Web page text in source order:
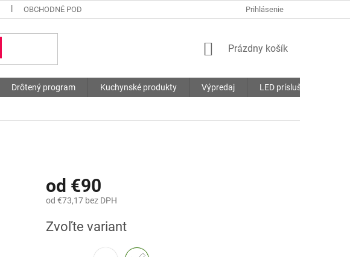
OBCHODNÉ PODMIENKY SÚBORY COOKIES
Prihlásenie
NÁKUPNÝ
Prázdny košík
Drôtený program Kuchynské produkty Výpredaj LED príslušenstvo
od €90
od €73,17bez DPH
cena:
Zvoľte variant